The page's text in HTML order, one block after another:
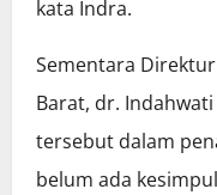
kata Indra.
Sementara
Barat, dr.
tersebut dalam
belum ada